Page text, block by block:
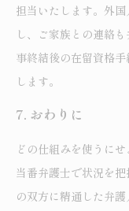
担当いたします。外
し、ご家族との連絡
事終結後の在留資格
します。
7. おわりに
どの仕組みを使うに
当番弁護士で状況を
の双方に精通した弁